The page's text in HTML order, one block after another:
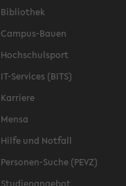
Bibliothek
Campus-Bauen
Hochschulsport
IT-Services (BITS)
Karriere
Mensa
Hilfe und Notfall
Personen-Suche (PEVZ)